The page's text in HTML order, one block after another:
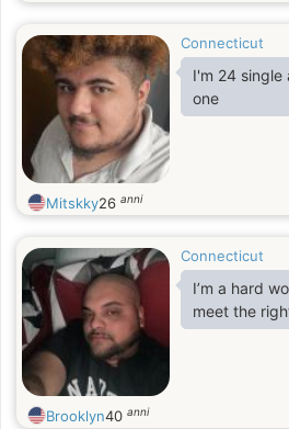
Connecticut
I'm 24 single
one
Mitskky26 anni
Connecticut
I’m a hard
meet the
Brooklyn40 anni